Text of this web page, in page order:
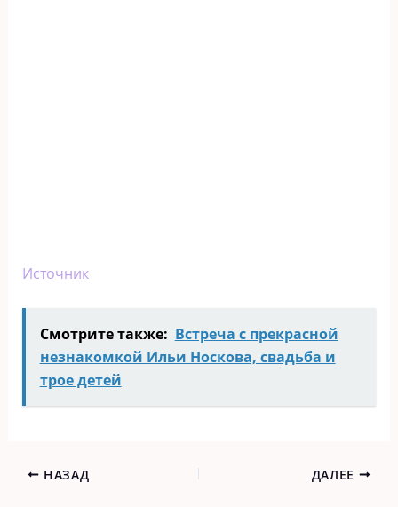
Источник
Смотрите также: Встреча с прекрасной
незнакомкой Ильи Носкова, свадьба и
трое детей
НАЗАД ДАЛЕЕ